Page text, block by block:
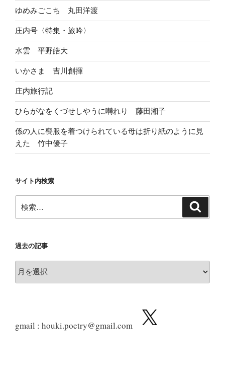
ゆめみごこち 丸田洋渡
庄内号〈特集・旅吟〉
水雲 平野皓大
いかさま 吉川創揮
庄内旅行記
ひらがなをくづせしやうに囀れり 藤田湘子
係の人に喪服を着つけられている母は折り紙のように見
えた 竹中優子
サイト内検索
索:
過去の記事
去
gmail : houki.poetry@gmail.com